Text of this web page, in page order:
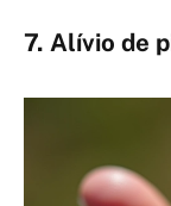
7. Alívio de